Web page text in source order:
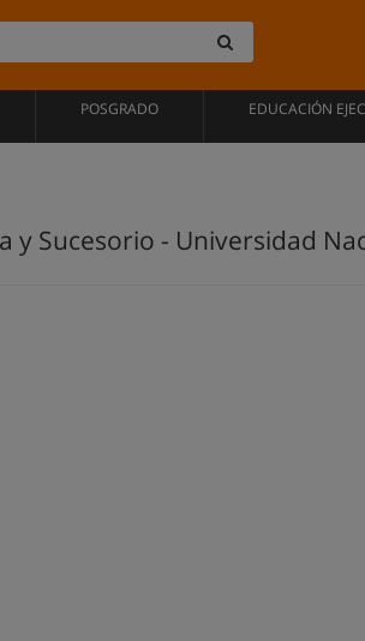
POSGRADO EDUCACIÓN
y Sucesorio - Universidad